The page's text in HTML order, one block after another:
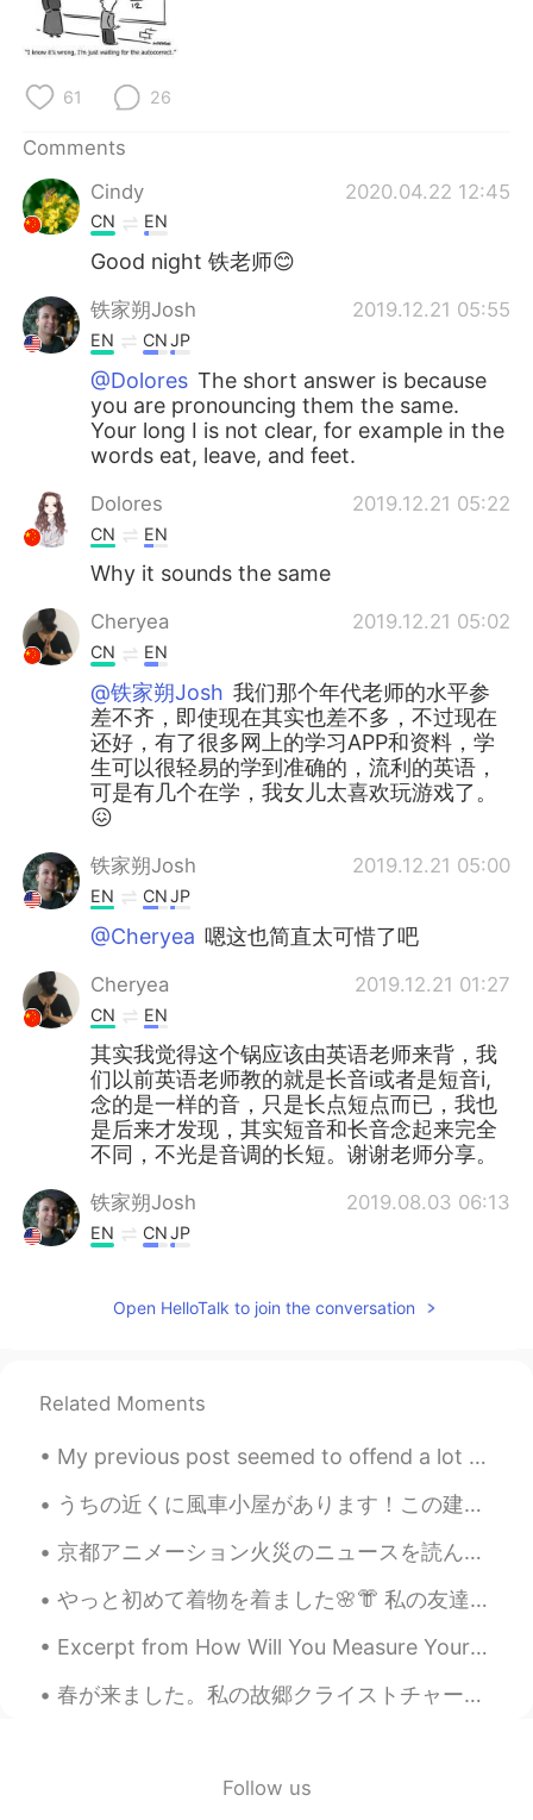
61 26
Comments
Cindy
2020.04.22 12:45
CN EN
Good night 铁老师😊
铁家朔Josh 2019.12.21 05:55
EN CNJP
@Dolores The short answer is because
you are pronouncing them the same.
Your long I is not clear, for example in the
words eat, leave, and feet.
Dolores 2019.12.21 05:22
CN EN
Why it sounds the same
Cheryea 2019.12.21 05:02
CN EN
@铁家朔Josh 我们那个年代老师的水平参
差不齐，即使现在其实也差不多，不过现在
还好，有了很多网上的学习APP和资料，学
生可以很轻易的学到准确的，流利的英语，
可是有几个在学，我女儿太喜欢玩游戏了。
😖
铁家朔Josh 2019.12.21 05:00
EN CNJP
@Cheryea 嗯这也简直太可惜了吧
Cheryea 2019.12.21 01:27
CN EN
其实我觉得这个锅应该由英语老师来背，我
们以前英语老师教的就是长音i或者是短音i,
念的是一样的音，只是长点短点而已，我也
是后来才发现，其实短音和长音念起来完全
不同，不光是音调的长短。谢谢老师分享。
铁家朔Josh 2019.08.03 06:13
EN CNJP
ideas for common mistakes I see/hear on
this app.
EN CN繁CN
I'm totally bookmarking this, and will
send folks over to view it when I hear this
all-to-common mistake when I'm
chatting with someone in English. By the
way, have you written one up for Een-
gel-ish? 😂
慕容霏Faye 2019.05.28 23:25
CN EN
@KathyHaha ！Thank you ！You can do
it ,too ！
Open HelloTalk to join the conversation
Related Moments
My previous post seemed to offend a lot of people. So I want to be clear. I did not mean that peo...
うちの近くに風車小屋があります！この建物は二百年の歴史があります。中々きれいだと思う。日本には多くの古い風車小屋がありますか？ We have a windmill near our hous...
京都アニメーション火災のニュースを読んで絶句。狂気の沙汰としか思えない。普通の木曜日に普通に出勤して、突然こんな酷い目に遭った被害者たちのことを考えると心苦しくなる。一体どういう心境で人間はこん...
やっと初めて着物を着ました🌸👘 私の友達の古いビューカメラで写真を撮りましたから、これはモノクロです。他のデジタルの写真も撮りましたが、まだ加工をしません。 本当に楽しかったです。姫様のような...
Excerpt from How Will You Measure Your Life? by Clayton M. Christensen. Good theory can help us...
春が来ました。私の故郷クライストチャーチの桜が咲き始めました。日本で見られる素晴らしいものと比べるものではありませんが、春の雰囲気を楽しむのはやはり気持ち良いです。また、ここには「水仙」がたくさ...
Follow us